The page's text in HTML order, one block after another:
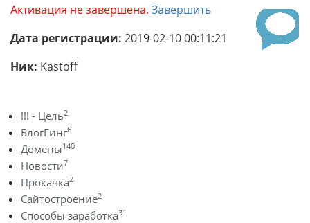
Активация не завершена. Завершить
Дата регистрации: 2019-02-10 00:11:21
Ник: Kastoff
!!! - Цель2
БлогГинг6
Домены140
Новости7
Прокачка2
Сайтостроение2
Способы заработка31